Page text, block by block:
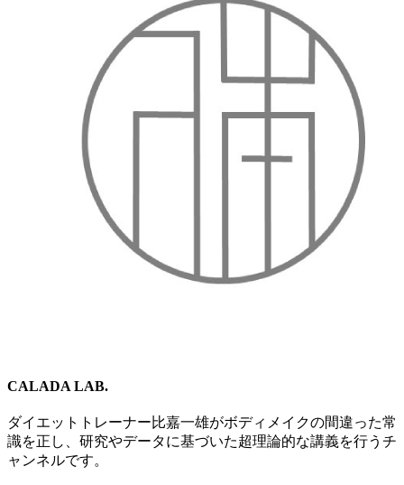
CALADA LAB.
ダイエットトレーナー比嘉一雄がボディメイクの間違った常
識を正し、研究やデータに基づいた超理論的な講義を行うチ
ャンネルです。